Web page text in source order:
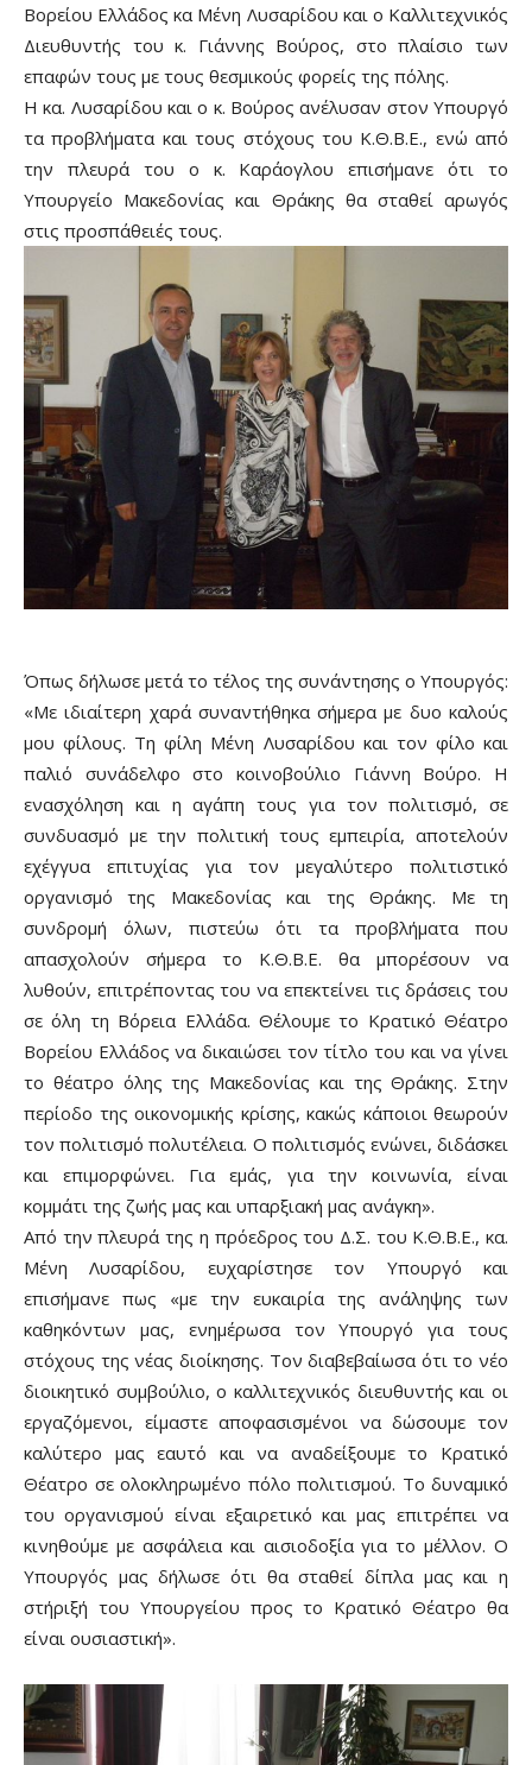
Βορείου Ελλάδος κα Μένη Λυσαρίδου και ο Καλλιτεχνικός
Διευθυντής του κ. Γιάννης Βούρος, στο πλαίσιο των
επαφών τους με τους θεσμικούς φορείς της πόλης.
Η κα. Λυσαρίδου και ο κ. Βούρος ανέλυσαν στον Υπουργό
τα προβλήματα και τους στόχους του Κ.Θ.Β.Ε., ενώ από
την πλευρά του ο κ. Καράογλου επισήμανε ότι το
Υπουργείο Μακεδονίας και Θράκης θα σταθεί αρωγός
στις προσπάθειές τους.
Όπως δήλωσε μετά το τέλος της συνάντησης ο Υπουργός:
«Με ιδιαίτερη χαρά συναντήθηκα σήμερα με δυο καλούς
μου φίλους. Τη φίλη Μένη Λυσαρίδου και τον φίλο και
παλιό συνάδελφο στο κοινοβούλιο Γιάννη Βούρο. Η
ενασχόληση και η αγάπη τους για τον πολιτισμό, σε
συνδυασμό με την πολιτική τους εμπειρία, αποτελούν
εχέγγυα επιτυχίας για τον μεγαλύτερο πολιτιστικό
οργανισμό της Μακεδονίας και της Θράκης. Με τη
συνδρομή όλων, πιστεύω ότι τα προβλήματα που
απασχολούν σήμερα το Κ.Θ.Β.Ε. θα μπορέσουν να
λυθούν, επιτρέποντας του να επεκτείνει τις δράσεις του
σε όλη τη Βόρεια Ελλάδα. Θέλουμε το Κρατικό Θέατρο
Βορείου Ελλάδος να δικαιώσει τον τίτλο του και να γίνει
το θέατρο όλης της Μακεδονίας και της Θράκης. Στην
περίοδο της οικονομικής κρίσης, κακώς κάποιοι θεωρούν
τον πολιτισμό πολυτέλεια. Ο πολιτισμός ενώνει, διδάσκει
και επιμορφώνει. Για εμάς, για την κοινωνία, είναι
κομμάτι της ζωής μας και υπαρξιακή μας ανάγκη».
Από την πλευρά της η πρόεδρος του Δ.Σ. του Κ.Θ.Β.Ε., κα.
Μένη Λυσαρίδου, ευχαρίστησε τον Υπουργό και
επισήμανε πως «με την ευκαιρία της ανάληψης των
καθηκόντων μας, ενημέρωσα τον Υπουργό για τους
στόχους της νέας διοίκησης. Τον διαβεβαίωσα ότι το νέο
διοικητικό συμβούλιο, ο καλλιτεχνικός διευθυντής και οι
εργαζόμενοι, είμαστε αποφασισμένοι να δώσουμε τον
καλύτερο μας εαυτό και να αναδείξουμε το Κρατικό
Θέατρο σε ολοκληρωμένο πόλο πολιτισμού. Το δυναμικό
του οργανισμού είναι εξαιρετικό και μας επιτρέπει να
κινηθούμε με ασφάλεια και αισιοδοξία για το μέλλον. Ο
Υπουργός μας δήλωσε ότι θα σταθεί δίπλα μας και η
στήριξή του Υπουργείου προς το Κρατικό Θέατρο θα
είναι ουσιαστική».